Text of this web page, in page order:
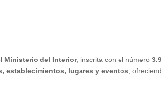
Ministerio del Interior, inscrita con el número
establecimientos, lugares y eventos ,